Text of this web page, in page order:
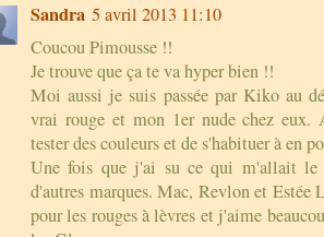
Sandra 5 avril 2013 11:10
Coucou Pimousse !!
Je trouve que ça te va hyper bien !!
Moi aussi je suis passée par Kiko au
vrai rouge et mon 1er nude chez eux.
tester des couleurs et de s'habituer à en
Une fois que j'ai su ce qui m'allait le
d'autres marques. Mac, Revlon et Estée
pour les rouges à lèvres et j'aime